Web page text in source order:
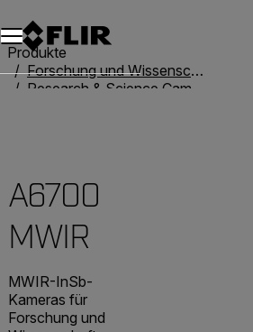
Unread messages
Modell
Entfernen
Elemente
Element
In den Warenkorb
Im Warenkorb
Produkte
Forschung und Wissenschaft
Research & Science Cameras
A6700
MWIR
MWIR-InSb-
Kameras für
Forschung und